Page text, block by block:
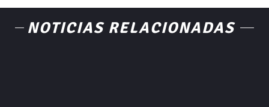
NOTICIAS RELACIONADAS